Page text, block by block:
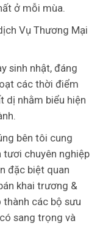
ở mỗi mùa.
Vụ Thương Mại
sinh nhật, đáng
các thời điểm
dị nhằm biểu hiện
bên tôi cung
tươi chuyên nghiệp
đặc biệt quan
khai trương &
các bộ sưu
sang trọng và